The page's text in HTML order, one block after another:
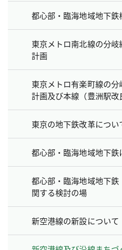
都心部・臨海地域地下
東京メトロ南北線の分岐
計画
東京メトロ有楽町線の分
計画及び本線（豊洲駅改
東京の地下鉄改革につい
都心部・臨海地域地下鉄
都心部・臨海地域地下
関する検討の場
新空港線の新設について